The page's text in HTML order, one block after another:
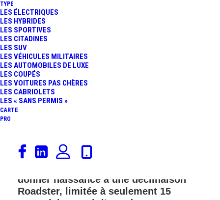
TYPE
LES ÉLECTRIQUES
LES HYBRIDES
LES SPORTIVES
LES CITADINES
LES SUV
LES VÉHICULES MILITAIRES
LES AUTOMOBILES DE LUXE
LES COUPÉS
LES VOITURES PAS CHÈRES
LES CABRIOLETS
LES « SANS PERMIS »
CARTE
PRO
Lamborghini pousse encore plus loin
l’exubérance mécanique de la
donner naissance à une déclinaison
Roadster, limitée à seulement 15